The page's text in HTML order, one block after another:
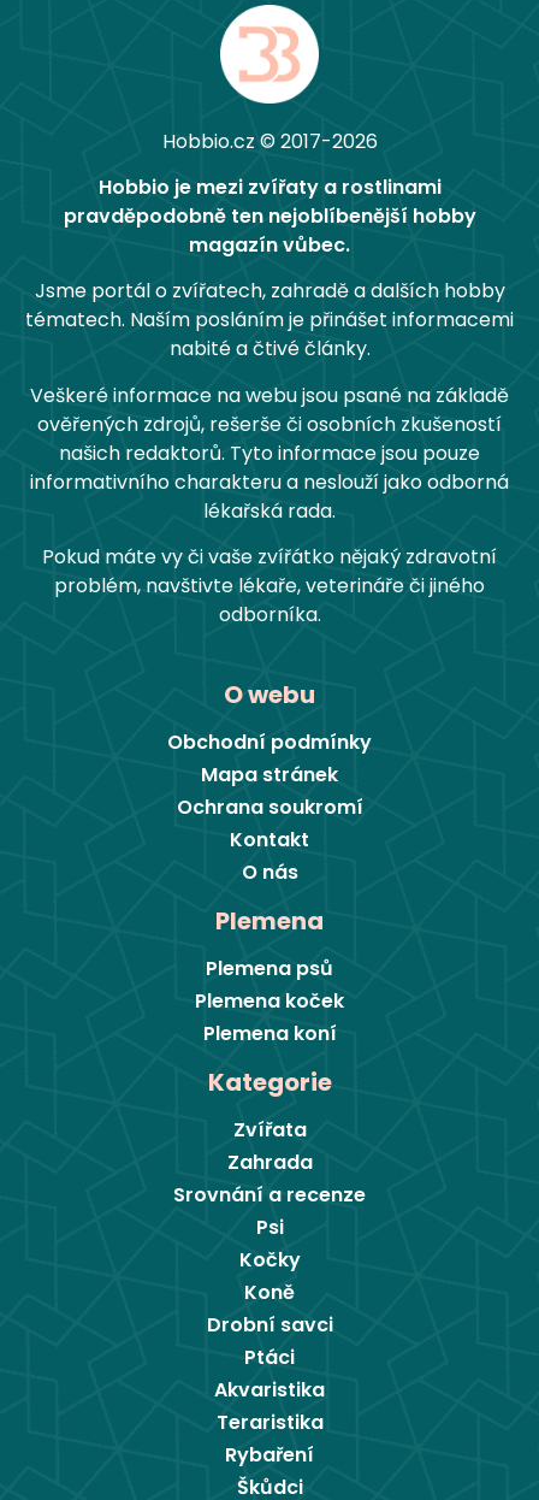
Hobbio.cz © 2017-2026
Hobbio je mezi zvířaty a rostlinami
pravděpodobně ten nejoblíbenější hobby
magazín vůbec.
Jsme portál o zvířatech, zahradě a dalších hobby
tématech. Naším posláním je přinášet informacemi
nabité a čtivé články.
Veškeré informace na webu jsou psané na základě
ověřených zdrojů, rešerše či osobních zkušeností
našich redaktorů. Tyto informace jsou pouze
informativního charakteru a neslouží jako odborná
lékařská rada.
Pokud máte vy či vaše zvířátko nějaký zdravotní
problém, navštivte lékaře, veterináře či jiného
odborníka.
O webu
Obchodní podmínky
Mapa stránek
Ochrana soukromí
Kontakt
O nás
Plemena
Plemena psů
Plemena koček
Plemena koní
Kategorie
Zvířata
Zahrada
Srovnání a recenze
Psi
Kočky
Koně
Drobní savci
Ptáci
Akvaristika
Teraristika
Rybaření
Škůdci